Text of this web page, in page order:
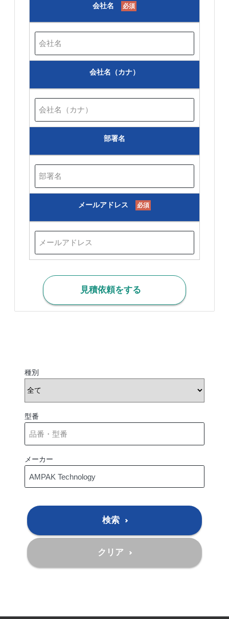
会社名 必須
会社名（カナ）
部署名
メールアドレス 必須
見積依頼をする
種別
型番
メーカー
検索
クリア